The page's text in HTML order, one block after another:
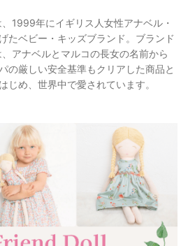
1999年にイギリス人女性アナベル・
たベビー・キッズブランド。ブランド
アナベルとマルコの長女の名前から
の厳しい安全基準もクリアした商品と
じめ、世界中で愛されています。